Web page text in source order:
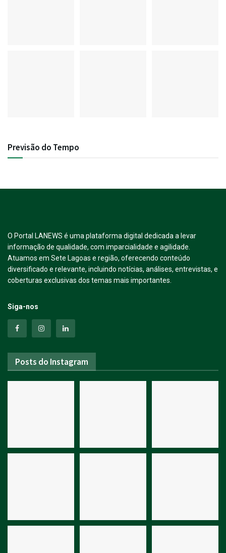
Previsão do Tempo
O Portal LANEWS é uma plataforma digital dedicada a levar
informação de qualidade, com imparcialidade e agilidade.
Atuamos em Sete Lagoas e região, oferecendo conteúdo
diversificado e relevante, incluindo notícias, análises, entrevistas, e
coberturas exclusivas dos temas mais importantes.
Siga-nos
Posts do Instagram